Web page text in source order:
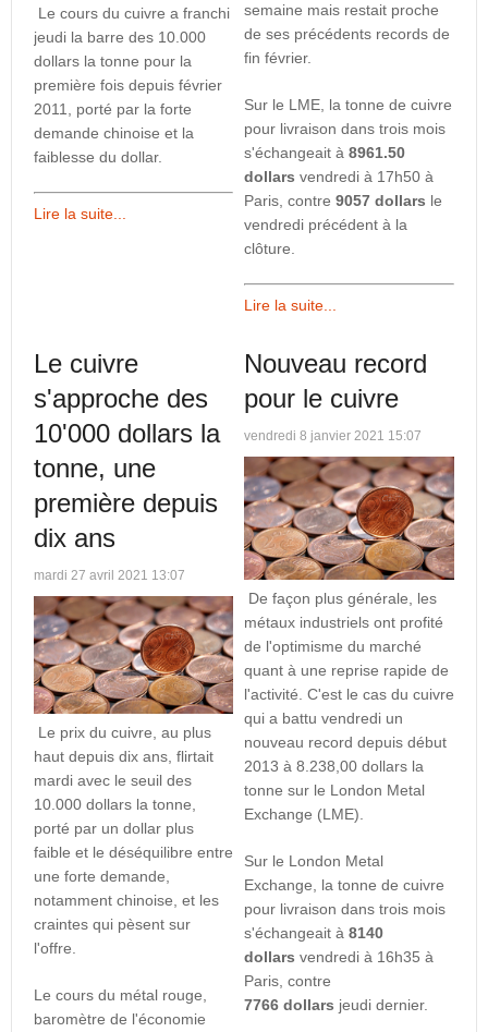
Le cours du cuivre a franchi
jeudi la barre des 10.000
dollars la tonne pour la
première fois depuis février
2011, porté par la forte
demande chinoise et la
faiblesse du dollar.
Lire la suite...
semaine mais restait proche
de ses précédents records de
fin février.
Sur le LME, la tonne de cuivre
pour livraison dans trois mois
s'échangeait à 8961.50
dollars vendredi à 17h50 à
Paris, contre 9057 dollars le
vendredi précédent à la
clôture.
Lire la suite...
Le cuivre
s'approche des
10'000 dollars la
tonne, une
première depuis
dix ans
mardi 27 avril 2021 13:07
Le prix du cuivre, au plus
haut depuis dix ans, flirtait
mardi avec le seuil des
10.000 dollars la tonne,
porté par un dollar plus
faible et le déséquilibre entre
une forte demande,
notamment chinoise, et les
craintes qui pèsent sur
l'offre.
Le cours du métal rouge,
baromètre de l'économie
Nouveau record
pour le cuivre
vendredi 8 janvier 2021 15:07
De façon plus générale, les
métaux industriels ont profité
de l'optimisme du marché
quant à une reprise rapide de
l'activité. C'est le cas du cuivre
qui a battu vendredi un
nouveau record depuis début
2013 à 8.238,00 dollars la
tonne sur le London Metal
Exchange (LME).
Sur le London Metal
Exchange, la tonne de cuivre
pour livraison dans trois mois
s'échangeait à 8140
dollars vendredi à 16h35 à
Paris, contre
7766 dollars jeudi dernier.